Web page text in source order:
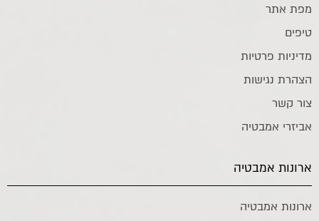
מפת אתר
טיפים
מדיניות פרטיות
הצהרת נגישות
צור קשר
אביזרי אמבטיה
ארונות אמבטיה
ארונות אמבטיה